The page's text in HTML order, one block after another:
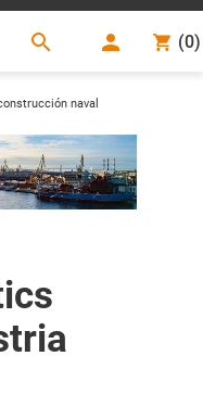
search (0)
naval